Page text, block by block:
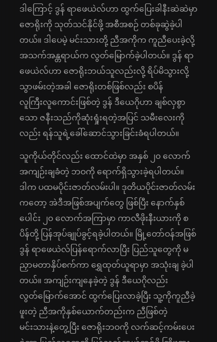
ဒါကြောင့် ဒွန် ရာဖေယဲလ်ဟာ ထွက်ပြေးခါနီးဆဲဆဲမှာ
ဇောရိုးကို သုတ်သင်နိုင်ဖို့ အစီအစဉ် တစ်ခုဆွဲခဲ့ပါ
တယ်။ ဒါပေမဲ့ မင်းသားတို့ ညီအကိုက ကူညီပေးခဲ့လို့
အသက်အန္တရာယ်က လွတ်မြောက်ခဲ့ပါတယ်။ ဒွန် ရာ
ဖေယဲလ်ဟာ ဇောရိုးဘယ်သူလည်းလို့ ရိပ်မိသွားလို့
သွာဖမ်းတဲ့အခါ ဇောရိုးတစ်ဖြစ်လည်း စပိန်
လူကြီးလူကောင်းဖြစ်တဲ့ ဒွန် ဒီယေဂိုဟာ ချစ်လှစွာ
သော ဇနီးသည်ကိုဆုံးရှုံးရတဲ့အပြင် သမီးလေးကို
လည်း ရန်သူရဲ့ခေါ်ဆောင်သွားခြင်းခံရပါတယ်။
သူကိုယ်တိုင်လည်း ထောင်ထဲမှာ အနှစ် ၂၀ လောက်
အကျဉ်းချခံတဲ့ ဘဝကို ရောက်ရှိသွားခဲ့ရပါတယ်။
ဒါက ပထမပိုင်းဇာတ်လမ်းပါ။ ဒုတိယပိုင်းဇာတ်လမ်း
ကတော့ အဲဒီအဖြစ်အပျက်တွေ ဖြစ်ပြီး နောက်နှစ်
ပေါင်း ၂၀ လောက်အကြာမှာ ကာလီဖိုးနီးယားကို စ
ပိန်တို့ ပြန်အုပ်ချုပ်ခွင့်ရခဲ့ပါတယ်။ မြို့တော်ဝန်အဖြစ်
ဒွန် ရာဖေယဲလ်ပြန်ရောက်လာပြီး ပြည်သူတွေကို မ
ညှာမတာနှိပ်စက်ကာ ရွှေထုတ်ယူရာမှာ အသုံးချ ခဲ့ပါ
တယ်။ အကျဉ်းကျနေခဲ့တဲ့ ဒွန် ဒီယေဂိုလည်း
လွတ်မြောက်အောင် ထွက်ပြေးလာခဲ့ပြီး သူ့ကိုကူညီခဲ့
ဖူးတဲ့ ညီအကိုနှစ်ယောက်တည်းက ညီဖြစ်တဲ့
မင်းသားနဲ့တွေ့ပြီး ဇောရိုးဘဝကို လက်ဆင့်ကမ်းပေး